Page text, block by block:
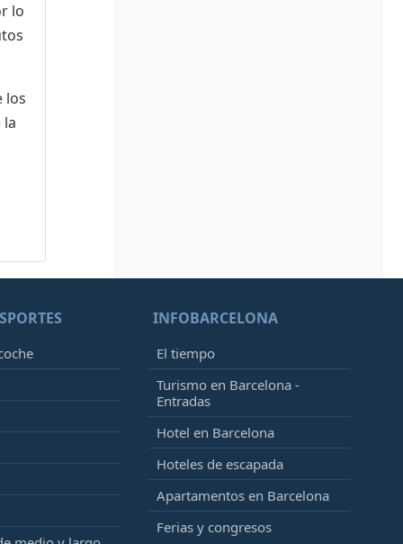
lo
los
la
INFOBARCELONA
El tiempo
Turismo en Barcelona -
Entradas
Hotel en Barcelona
Hoteles de escapada
Apartamentos en Barcelona
Ferias y congresos